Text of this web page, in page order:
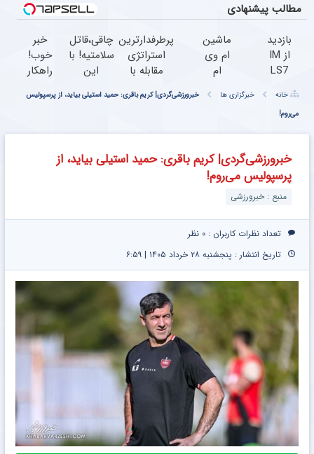
مطالب پیشنهادی
بازدید
از IM
LS7
ترین
شاسی
بلند
ایران
در
باشگاه
ماشین
ام وی
ام
برای
؟ اینجا
راحت
بفروش
پرطرفدارترین
استراتژی
مقابله با
چربی های
بدن با این
گیاهی
چاقی،قاتل
سلامتیه! با
این
گیاهی لاغر
با تخفیف
خبر
خوب!
راهکار
بدون
ورزش
تخفیف
خانه خبرگزاری ها
خبرورزشی‌گردی| کریم باقری: حمید استیلی بیاید، از پرسپولیس
می‌روم!
خبرورزشی‌گردی| کریم باقری: حمید استیلی بیاید، از
پرسپولیس می‌روم!
منبع : خبرورزشی
تعداد نظرات کاربران : ۰ نظر
تاریخ انتشار : پنجشنبه ۲۸ خرداد ۱۴۰۵ | ۶:۵۹